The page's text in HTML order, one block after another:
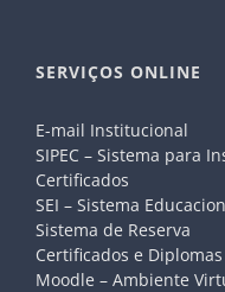
SERVIÇOS ONLINE
E-mail Institucional
SIPEC – Sistema para
Certificados
SEI – Sistema
Sistema de Reserva
Certificados e Diplomas
Moodle – Ambiente